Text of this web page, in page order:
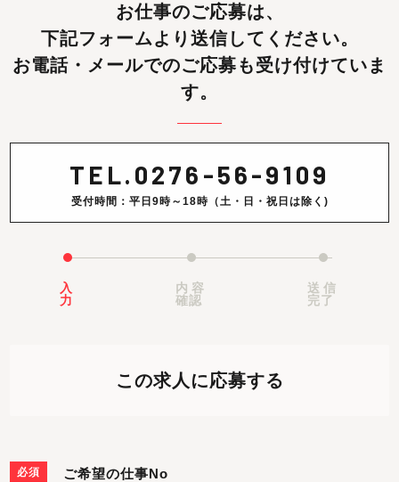
お仕事のご応募は、
下記フォームより送信してください。
お電話・メールでのご応募も受け付けていま
す。
TEL. 0276-56-9109
受付時間：平日9時～18時（土・日・祝日は除く)
入
力
内容
確認
送信
完了
この求人に応募する
必須 ご希望の仕事No